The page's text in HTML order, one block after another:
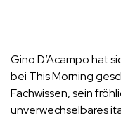
Gino D’Acampo hat
bei This Morning
Fachwissen, sein
unverwechselbares